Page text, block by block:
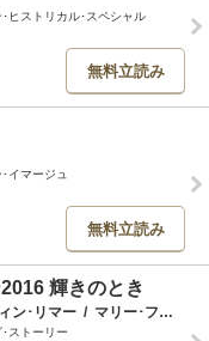
ヒストリカル･スペシャル
無料立読み
イマージュ
無料立読み
輝きのとき
ン･リマー / マリー･フェラレーラ
ストーリー